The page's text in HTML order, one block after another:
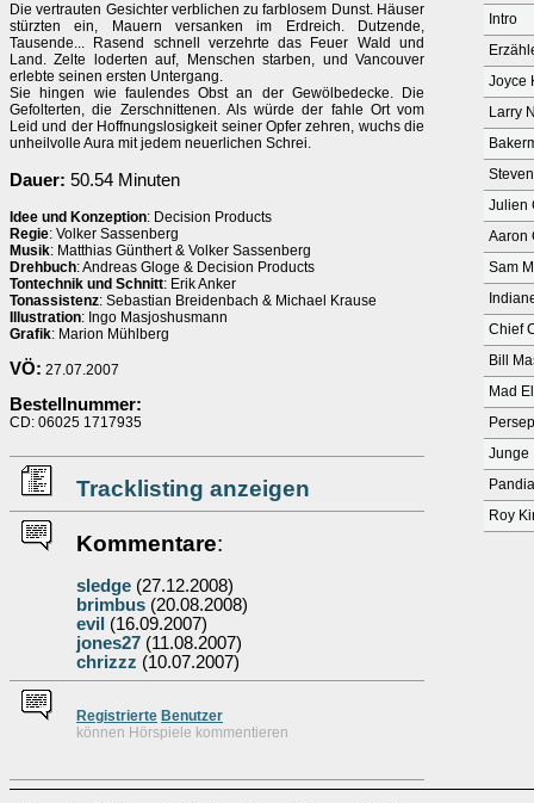
Die vertrauten Gesichter verblichen zu farblosem Dunst. Häuser
stürzten ein, Mauern versanken im Erdreich. Dutzende,
Tausende... Rasend schnell verzehrte das Feuer Wald und
Land. Zelte loderten auf, Menschen starben, und Vancouver
erlebte seinen ersten Untergang.
Sie hingen wie faulendes Obst an der Gewölbedecke. Die
Gefolterten, die Zerschnittenen. Als würde der fahle Ort vom
Leid und der Hoffnungslosigkeit seiner Opfer zehren, wuchs die
unheilvolle Aura mit jedem neuerlichen Schrei.
Dauer: 50.54 Minuten
Idee und Konzeption: Decision Products
Regie: Volker Sassenberg
Musik: Matthias Günthert & Volker Sassenberg
Drehbuch: Andreas Gloge & Decision Products
Tontechnik und Schnitt: Erik Anker
Tonassistenz: Sebastian Breidenbach & Michael Krause
Illustration: Ingo Masjoshusmann
Grafik: Marion Mühlberg
VÖ: 27.07.2007
Bestellnummer:
CD: 06025 1717935
Tracklisting anzeigen
Kommentare:
sledge (27.12.2008)
brimbus (20.08.2008)
evil (16.09.2007)
jones27 (11.08.2007)
chrizzz (10.07.2007)
Registrierte Benutzer
können Hörspiele kommentieren
Intro
Joyce
Larry
Julien
Aaron
Sam
Chief
Bill
Mad
Junge
Roy